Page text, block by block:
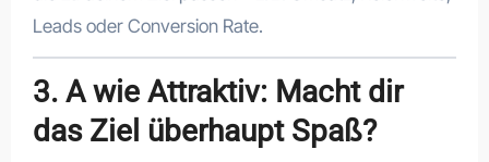
Leads oder Conversion Rate.
3. A wie Attraktiv: Macht dir
das Ziel überhaupt Spaß?